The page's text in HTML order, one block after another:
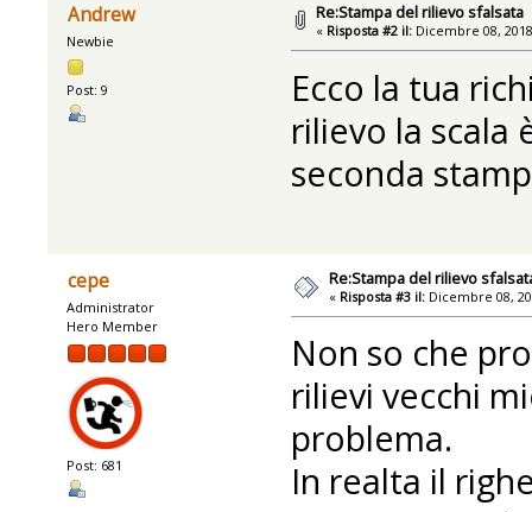
Andrew
Newbie
Post: 9
Re:Stampa del rilievo sfalsata
« Risposta #2 il: Dicembre 08,
Ecco la tua
rilievo la scala
seconda
cepe
Administrator
Hero Member
Post: 681
Re:Stampa del rilievo
« Risposta #3 il: Dicembre 08,
Non so che
rilievi vecchi
problema.
In realta il